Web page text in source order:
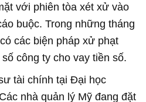
với phiên tòa xét xử vào
buộc. Trong những tháng
các biện pháp xử phạt
công ty cho vay tiền số.
tài chính tại Đại học
nhà quản lý Mỹ đang đặt